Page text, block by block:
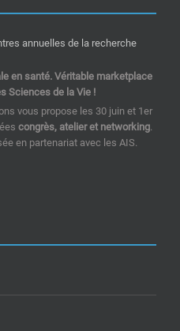
en santé. Véritable marketplace
Sciences de la Vie !
vous propose les 30 juin et 1er
congrès, atelier et networking.
en partenariat avec les AIS.